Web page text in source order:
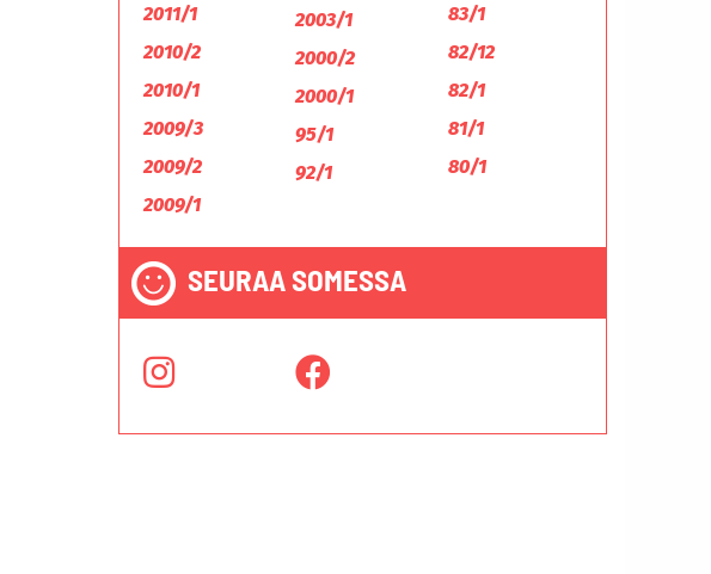
2011/1
2010/2
2010/1
2009/3
2009/2
2009/1
2003/1
2000/2
2000/1
95/1
92/1
83/1
82/12
82/1
81/1
80/1
SEURAA SOMESSA